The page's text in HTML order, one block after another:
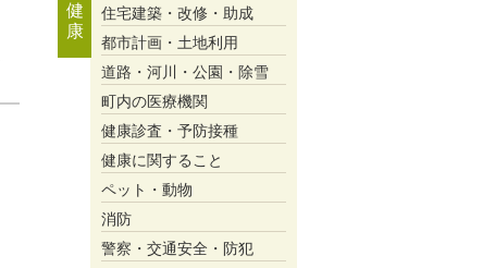
健
康
住宅建築・改修・助成
都市計画・土地利用
道路・河川・公園・除雪
町内の医療機関
健康診査・予防接種
健康に関すること
ペット・動物
消防
警察・交通安全・防犯